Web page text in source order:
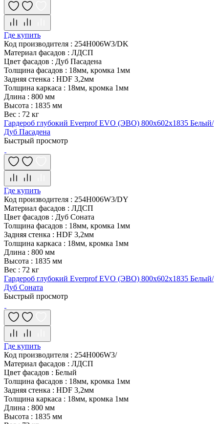
Где купить
Код производителя : 254H006W3/DK
Материал фасадов : ЛДСП
Цвет фасадов : Дуб Пасадена
Толщина фасадов : 18мм, кромка 1мм
Задняя стенка : HDF 3,2мм
Толщина каркаса : 18мм, кромка 1мм
Длина : 800 мм
Высота : 1835 мм
Вес : 72 кг
Гардероб глубокий Everprof EVO (ЭВО) 800х602x1835 Белый/
Дуб Пасадена
Быстрый просмотр
Где купить
Код производителя : 254H006W3/DY
Материал фасадов : ЛДСП
Цвет фасадов : Дуб Соната
Толщина фасадов : 18мм, кромка 1мм
Задняя стенка : HDF 3,2мм
Толщина каркаса : 18мм, кромка 1мм
Длина : 800 мм
Высота : 1835 мм
Вес : 72 кг
Гардероб глубокий Everprof EVO (ЭВО) 800х602x1835 Белый/
Дуб Соната
Быстрый просмотр
Где купить
Код производителя : 254H006W3/
Материал фасадов : ЛДСП
Цвет фасадов : Белый
Толщина фасадов : 18мм, кромка 1мм
Задняя стенка : HDF 3,2мм
Толщина каркаса : 18мм, кромка 1мм
Длина : 800 мм
Высота : 1835 мм